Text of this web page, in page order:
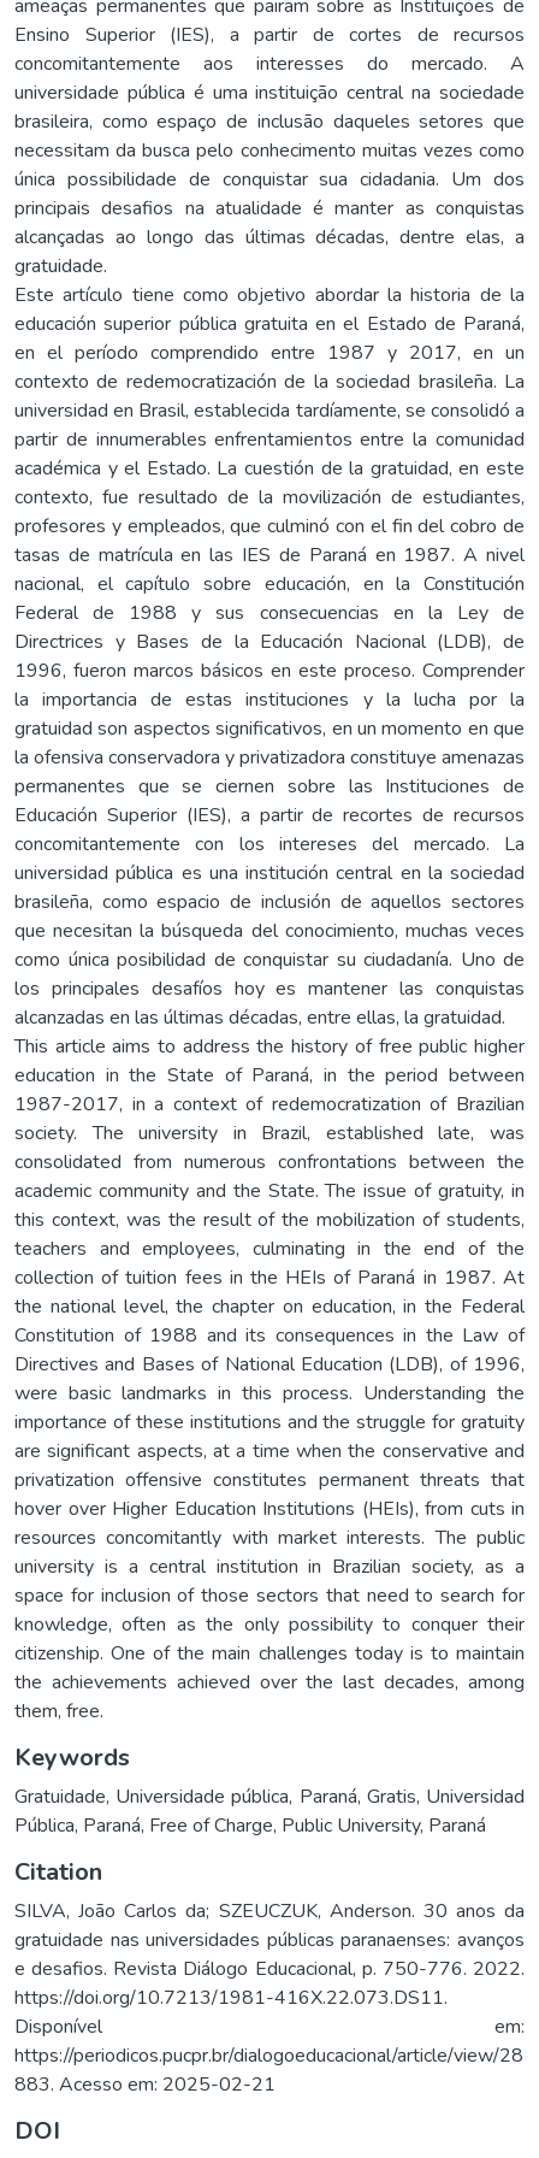
ameaças permanentes que pairam sobre as Instituições de
Ensino Superior (IES), a partir de cortes de recursos
concomitantemente aos interesses do mercado. A
universidade pública é uma instituição central na sociedade
brasileira, como espaço de inclusão daqueles setores que
necessitam da busca pelo conhecimento muitas vezes como
única possibilidade de conquistar sua cidadania. Um dos
principais desafios na atualidade é manter as conquistas
alcançadas ao longo das últimas décadas, dentre elas, a
gratuidade.
Este artículo tiene como objetivo abordar la historia de la
educación superior pública gratuita en el Estado de Paraná,
en el período comprendido entre 1987 y 2017, en un
contexto de redemocratización de la sociedad brasileña. La
universidad en Brasil, establecida tardíamente, se consolidó a
partir de innumerables enfrentamientos entre la comunidad
académica y el Estado. La cuestión de la gratuidad, en este
contexto, fue resultado de la movilización de estudiantes,
profesores y empleados, que culminó con el fin del cobro de
tasas de matrícula en las IES de Paraná en 1987. A nivel
nacional, el capítulo sobre educación, en la Constitución
Federal de 1988 y sus consecuencias en la Ley de
Directrices y Bases de la Educación Nacional (LDB), de
1996, fueron marcos básicos en este proceso. Comprender
la importancia de estas instituciones y la lucha por la
gratuidad son aspectos significativos, en un momento en que
la ofensiva conservadora y privatizadora constituye amenazas
permanentes que se ciernen sobre las Instituciones de
Educación Superior (IES), a partir de recortes de recursos
concomitantemente con los intereses del mercado. La
universidad pública es una institución central en la sociedad
brasileña, como espacio de inclusión de aquellos sectores
que necesitan la búsqueda del conocimiento, muchas veces
como única posibilidad de conquistar su ciudadanía. Uno de
los principales desafíos hoy es mantener las conquistas
alcanzadas en las últimas décadas, entre ellas, la gratuidad.
This article aims to address the history of free public higher
education in the State of Paraná, in the period between
1987-2017, in a context of redemocratization of Brazilian
society. The university in Brazil, established late, was
consolidated from numerous confrontations between the
academic community and the State. The issue of gratuity, in
this context, was the result of the mobilization of students,
teachers and employees, culminating in the end of the
collection of tuition fees in the HEIs of Paraná in 1987. At
the national level, the chapter on education, in the Federal
Constitution of 1988 and its consequences in the Law of
Directives and Bases of National Education (LDB), of 1996,
were basic landmarks in this process. Understanding the
importance of these institutions and the struggle for gratuity
are significant aspects, at a time when the conservative and
privatization offensive constitutes permanent threats that
hover over Higher Education Institutions (HEIs), from cuts in
resources concomitantly with market interests. The public
university is a central institution in Brazilian society, as a
space for inclusion of those sectors that need to search for
knowledge, often as the only possibility to conquer their
citizenship. One of the main challenges today is to maintain
the achievements achieved over the last decades, among
them, free.
Keywords
Gratuidade, Universidade pública, Paraná, Gratis, Universidad
Pública, Paraná, Free of Charge, Public University, Paraná
Citation
SILVA, João Carlos da; SZEUCZUK, Anderson. 30 anos da
gratuidade nas universidades públicas paranaenses: avanços
e desafios. Revista Diálogo Educacional, p. 750-776. 2022.
https://doi.org/10.7213/1981-416X.22.073.DS11.
Disponível em:
https://periodicos.pucpr.br/dialogoeducacional/article/view/28
883. Acesso em: 2025-02-21
DOI